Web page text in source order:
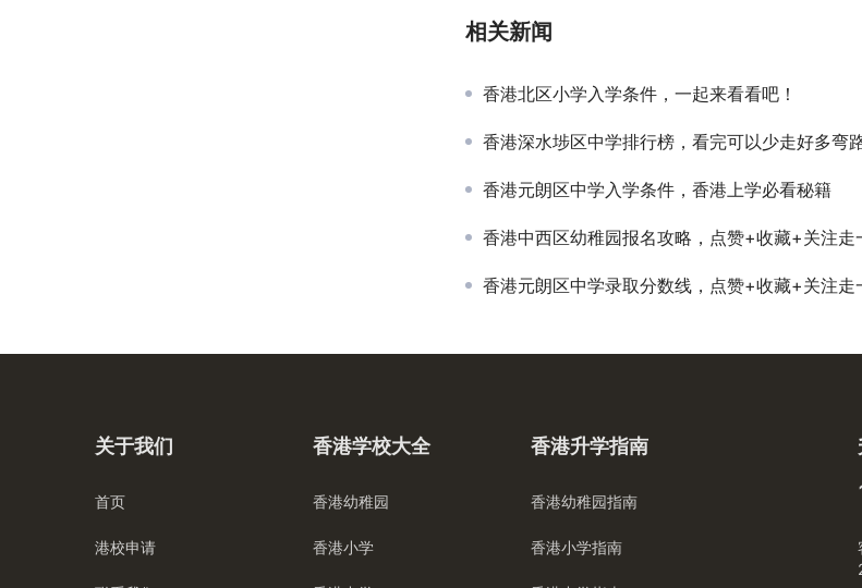
相关新闻
香港北区小学入学条件，一起来看看吧！
香港深水埗区中学排行榜，看完可以少走好多弯
香港元朗区中学入学条件，香港上学必看秘籍
香港中西区幼稚园报名攻略，点赞+收藏+关注走一波
香港元朗区中学录取分数线，点赞+收藏+关注走一波
关于我们
首页
港校申请
香港学校大全
香港幼稚园
香港小学
香港升学指南
香港幼稚园指南
香港小学指南